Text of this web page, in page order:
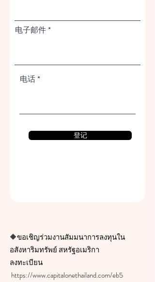
电子邮件
电话
登记
🔶ขอเชิญร่วมงานสัมมนาการลงทุนใน
อสังหาริมทรัพย์ สหรัฐอเมริกา
ลงทะเบียน
https://www.capitalonethailand.com/eb5